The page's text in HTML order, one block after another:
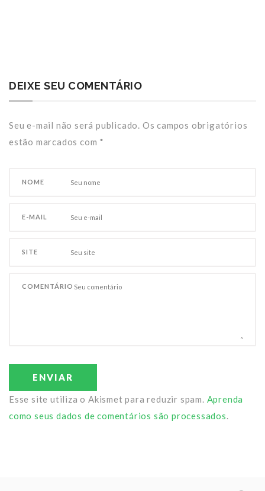
DEIXE SEU COMENTÁRIO
Seu e-mail não será publicado. Os campos obrigatórios
estão marcados com *
NOME
E-MAIL
SITE
COMENTÁRIO
ENVIAR
Esse site utiliza o Akismet para reduzir spam. Aprenda
como seus dados de comentários são processados.